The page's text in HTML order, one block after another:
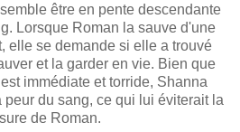
être en pente descendante
Lorsque Roman la sauve d'une
elle se demande si elle a trouvé
et la garder en vie. Bien que
immédiate et torride, Shanna
peur du sang, ce qui lui éviterait la
de Roman.